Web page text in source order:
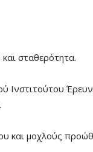
σταθερότητα.
Ινστιτούτου
και μοχλούς